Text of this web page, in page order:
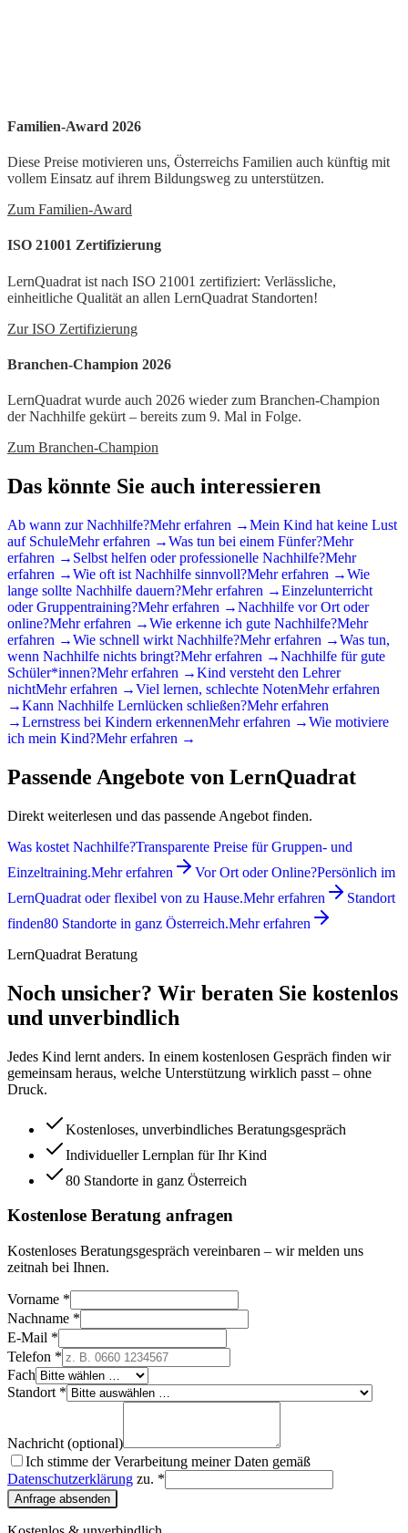
Familien-Award 2026
Diese Preise motivieren uns, Österreichs Familien auch künftig mit
vollem Einsatz auf ihrem Bildungsweg zu unterstützen.
Zum Familien-Award
ISO 21001 Zertifizierung
LernQuadrat ist nach ISO 21001 zertifiziert: Verlässliche,
einheitliche Qualität an allen LernQuadrat Standorten!
Zur ISO Zertifizierung
Branchen-Champion 2026
LernQuadrat wurde auch 2026 wieder zum Branchen-Champion
der Nachhilfe gekürt – bereits zum 9. Mal in Folge.
Zum Branchen-Champion
Das könnte Sie auch interessieren
Ab wann zur Nachhilfe?Mehr erfahren →Mein Kind hat keine Lust
auf SchuleMehr erfahren →Was tun bei einem Fünfer?Mehr
erfahren → Selbst helfen oder professionelle Nachhilfe?Mehr
erfahren →Wie oft ist Nachhilfe sinnvoll?Mehr erfahren →Wie
lange sollte Nachhilfe dauern?Mehr erfahren →Einzelunterricht
oder Gruppentraining?Mehr erfahren →Nachhilfe vor Ort oder
online?Mehr erfahren →Wie erkenne ich gute Nachhilfe?Mehr
erfahren →Wie schnell wirkt Nachhilfe?Mehr erfahren →Was tun,
wenn Nachhilfe nichts bringt?Mehr erfahren →Nachhilfe für gute
Schüler*innen?Mehr erfahren →Kind versteht den Lehrer
nichtMehr erfahren →Viel lernen, schlechte NotenMehr erfahren
→Kann Nachhilfe Lernlücken schließen?Mehr erfahren
→Lernstress bei Kindern erkennenMehr erfahren →Wie motiviere
ich mein Kind?Mehr erfahren →
Passende Angebote von LernQuadrat
Direkt weiterlesen und das passende Angebot finden.
Was kostet Nachhilfe?Transparente Preise für Gruppen- und
Einzeltraining.Mehr erfahren Vor Ort oder Online?Persönlich im
LernQuadrat oder flexibel von zu Hause.Mehr erfahren
Standort
finden80 Standorte in ganz Österreich.Mehr erfahren
LernQuadrat Beratung
Noch unsicher? Wir beraten Sie kostenlos
und unverbindlich
Jedes Kind lernt anders. In einem kostenlosen Gespräch finden wir
gemeinsam heraus, welche Unterstützung wirklich passt – ohne
Druck.
Kostenloses, unverbindliches Beratungsgespräch
Individueller Lernplan für Ihr Kind
80 Standorte in ganz Österreich
Kostenlose Beratung anfragen
Kostenloses Beratungsgespräch vereinbaren – wir melden uns
zeitnah bei Ihnen.
Vorname *
Nachname *
E-Mail *
Telefon *
Fach
Standort *
Nachricht (optional)
Ich stimme der Verarbeitung meiner Daten gemäß
Datenschutzerklärung zu. *
Anfrage absenden